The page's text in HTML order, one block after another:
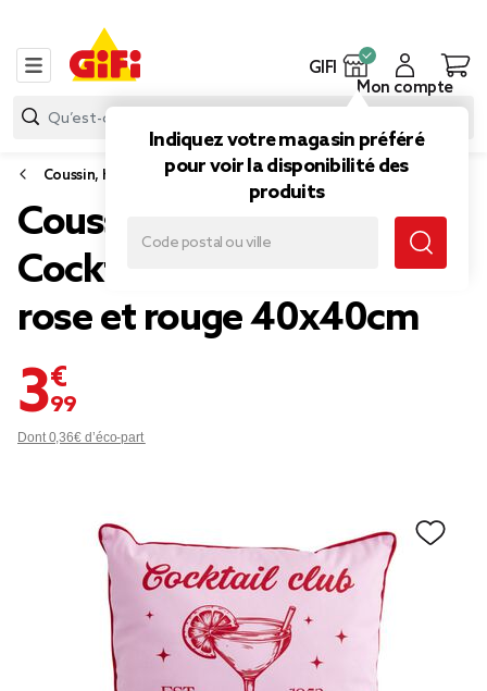
GIFI
Indiquez votre magasin préféré
pour voir la disponibilité des
produits
Mon compte
Coussin, housse de coussin et rembourrage
Coussin carré inscription
Cocktail Club Margarita
rose et rouge 40x40cm
3,99 €
Dont 0,36€ d’éco-part